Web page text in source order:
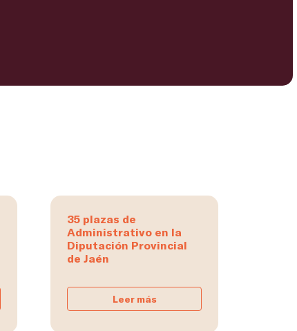
35 plazas de
Administrativo en la
Diputación Provincial
de Jaén
Leer más